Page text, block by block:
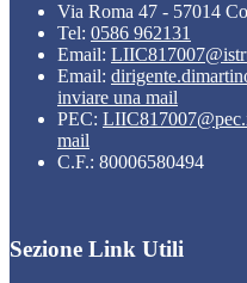
Via Roma 47 - 57014
Tel: 0586 962131
Email:
Email:
inviare una mail
PEC:
mail
C.F.: 80006580494
Sezione Link Utili